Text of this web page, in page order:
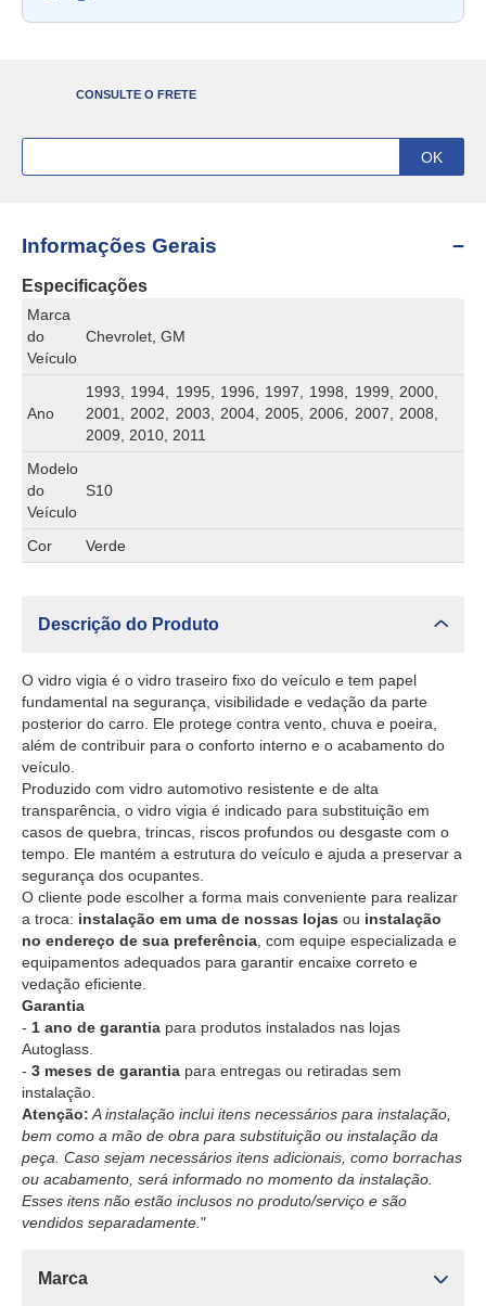
CONSULTE O FRETE
Informações Gerais
Especificações
Marca
do
Veículo
Chevrolet, GM
Ano
1993, 1994, 1995, 1996, 1997, 1998, 1999, 2000,
2001, 2002, 2003, 2004, 2005, 2006, 2007, 2008,
2009, 2010, 2011
Modelo
do
Veículo
S10
Cor Verde
Descrição do Produto
O vidro vigia é o vidro traseiro fixo do veículo e tem papel
fundamental na segurança, visibilidade e vedação da parte
posterior do carro. Ele protege contra vento, chuva e poeira,
além de contribuir para o conforto interno e o acabamento do
veículo.
Produzido com vidro automotivo resistente e de alta
transparência, o vidro vigia é indicado para substituição em
casos de quebra, trincas, riscos profundos ou desgaste com o
tempo. Ele mantém a estrutura do veículo e ajuda a preservar a
segurança dos ocupantes.
O cliente pode escolher a forma mais conveniente para realizar
a troca: instalação em uma de nossas lojas ou instalação
no endereço de sua preferência , com equipe especializada e
equipamentos adequados para garantir encaixe correto e
vedação eficiente.
Garantia
- 1 ano de garantia para produtos instalados nas lojas
Autoglass.
- 3 meses de garantia para entregas ou retiradas sem
instalação.
Atenção: A instalação inclui itens necessários para instalação,
bem como a mão de obra para substituição ou instalação da
peça. Caso sejam necessários itens adicionais, como borrachas
ou acabamento, será informado no momento da instalação.
Esses itens não estão inclusos no produto/serviço e são
vendidos separadamente. "
Marca